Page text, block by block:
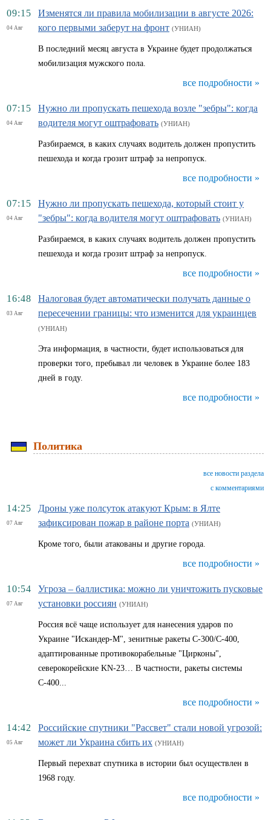
09:15
04 Авг
Изменятся ли правила мобилизации в августе 2026:
кого первыми заберут на фронт (УНИАН)
В последний месяц августа в Украине будет продолжаться
мобилизация мужского пола.
все подробности »
07:15
04 Авг
Нужно ли пропускать пешехода возле "зебры": когда
водителя могут оштрафовать (УНИАН)
Разбираемся, в каких случаях водитель должен пропустить
пешехода и когда грозит штраф за непропуск.
все подробности »
07:15
04 Авг
Нужно ли пропускать пешехода, который стоит у
"зебры": когда водителя могут оштрафовать (УНИАН)
Разбираемся, в каких случаях водитель должен пропустить
пешехода и когда грозит штраф за непропуск.
все подробности »
16:48
03 Авг
Налоговая будет автоматически получать данные о
пересечении границы: что изменится для украинцев
(УНИАН)
Эта информация, в частности, будет использоваться для
проверки того, пребывал ли человек в Украине более 183
дней в году.
все подробности »
Политика
все новости раздела
с комментариями
14:25
07 Авг
Дроны уже полсуток атакуют Крым: в Ялте
зафиксирован пожар в районе порта (УНИАН)
Кроме того, были атакованы и другие города.
все подробности »
10:54
07 Авг
Угроза – баллистика: можно ли уничтожить пусковые
установки россиян (УНИАН)
Россия всё чаще использует для нанесения ударов по
Украине "Искандер-М", зенитные ракеты С-300/С-400,
адаптированные противокорабельные "Цирконы",
северокорейские KN-23… В частности, ракеты системы
С-400...
все подробности »
14:42
05 Авг
Российские спутники "Рассвет" стали новой угрозой:
может ли Украина сбить их (УНИАН)
Первый перехват спутника в истории был осуществлен в
1968 году.
все подробности »